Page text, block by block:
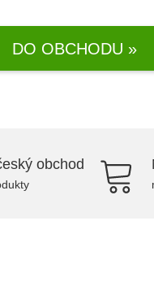
DO OBCHODU »
obchod